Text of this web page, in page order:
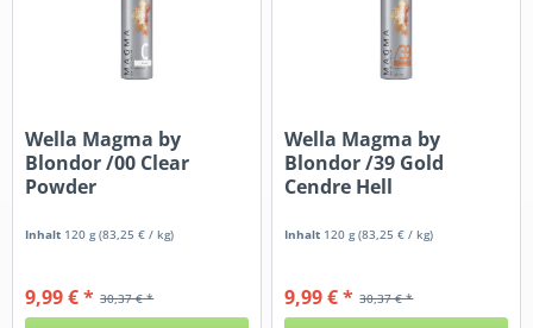
Wella Magma by
Blondor /00 Clear
Powder
Inhalt 120 g(83,25 € / kg)
30,37 € *
9,99 € *
Wella Magma by
Blondor /39 Gold
Cendre Hell
Inhalt 120 g(83,25 € / kg)
30,37 € *
9,99 € *